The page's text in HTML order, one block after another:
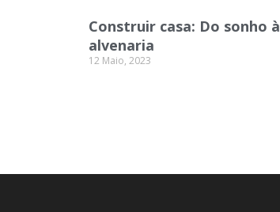
Construir casa: Do sonho à
alvenaria
12 Maio, 2023